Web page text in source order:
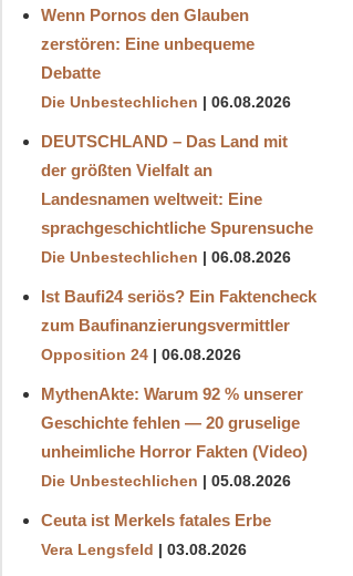
Wenn Pornos den Glauben
zerstören: Eine unbequeme
Debatte
Die Unbestechlichen 06.08.2026
DEUTSCHLAND – Das Land mit
der größten Vielfalt an
Landesnamen weltweit: Eine
sprachgeschichtliche Spurensuche
Die Unbestechlichen 06.08.2026
Ist Baufi24 seriös? Ein Faktencheck
zum Baufinanzierungsvermittler
Opposition 24 06.08.2026
MythenAkte: Warum 92 % unserer
Geschichte fehlen — 20 gruselige
unheimliche Horror Fakten (Video)
Die Unbestechlichen 05.08.2026
Ceuta ist Merkels fatales Erbe
Vera Lengsfeld 03.08.2026